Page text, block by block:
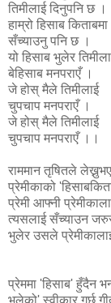
तिमीलाई दिनुपनि छ ।
हाम्रो हिसाब किताबमा
सँच्याउनु पनि छ ।
यो हिसाब भुलेर
बेहिसाब मनपराएँ ।
जे होस् मैले तिमीलाई
चुपचाप मनपराएँ ।
जे होस् मैले तिमीलाई
चुपचाप मनपराएँ ।।
राममान तृषितले
प्रेमीकाको
प्रेमी आफ्नी
त्यसलाई सँच्याउन
भुलेर उसले
प्रेममा 'हिसाब' हुँदैन
भुलेको' स्वीकार गर्छ